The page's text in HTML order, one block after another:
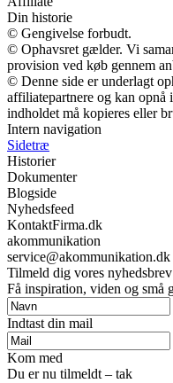
Din historie
© Gengivelse forbudt.
© Ophavsret gælder. Vi
provision ved køb gennem
© Denne side er underlagt
affiliatepartnere og kan
indholdet må kopieres eller
Intern navigation
Sidetræ
Historier
Dokumenter
Blogside
Nyhedsfeed
KontaktFirma.dk
akommunikation
service@akommunikation.dk
Tilmeld dig vores nyhedsbrev
Få inspiration, viden og små
Indtast din mail
Kom med
Du er nu tilmeldt – tak